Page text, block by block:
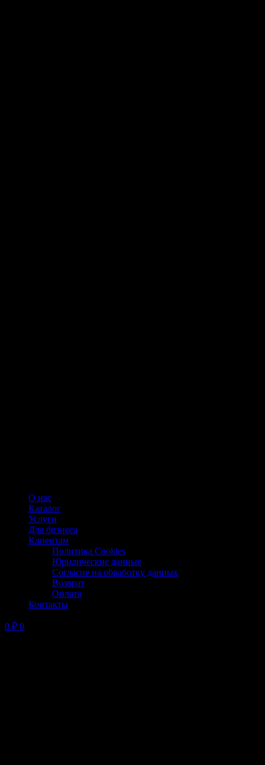
О нас
Каталог
Услуги
Для бизнеса
Клиентам
Политика Cookies
Юридические данные
Согласие на обработку данных
Возврат
Оплата
Контакты
0 ₽ 0